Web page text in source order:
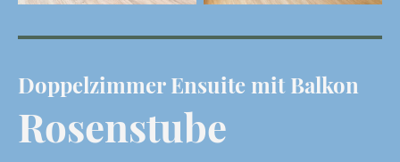
Doppelzimmer Ensuite mit Balkon
Rosenstube